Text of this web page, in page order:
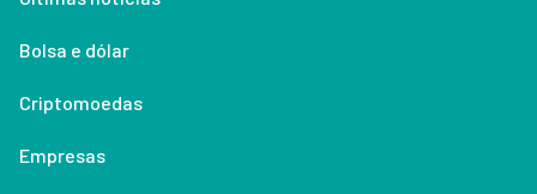
Bolsa e dólar
Criptomoedas
Empresas